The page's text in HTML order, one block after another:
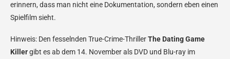
erinnern, dass man nicht eine Dokumentation, sondern eben einen
Spielfilm sieht.
Hinweis: Den fesselnden True-Crime-ThrillerThe Dating Game
Killergibt es ab dem 14. November als DVD und Blu-ray im